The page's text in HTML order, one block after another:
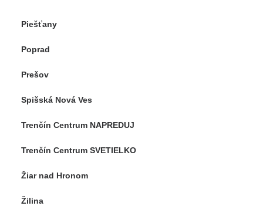
Piešťany
Poprad
Prešov
Spišská Nová Ves
Trenčín Centrum NAPREDUJ
Trenčín Centrum SVETIELKO
Žiar nad Hronom
Žilina